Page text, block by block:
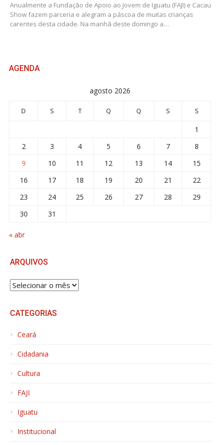
Anualmente a Fundação de Apoio ao Jovem de Iguatu (FAJI) e Cacau
Show fazem parceria e alegram a páscoa de muitas crianças
carentes desta cidade. Na manhã deste domingo a…
AGENDA
agosto 2026
D S T Q Q S S
1
2
3 4 5 6 7
8
9
10 11 12 13 14
15
16
17 18 19 20 21
22
23
24 25 26 27 28
29
30
31
« abr
ARQUIVOS
ARQUIVOS
CATEGORIAS
Ceará
Cidadania
Cultura
FAJI
Iguatu
Institucional